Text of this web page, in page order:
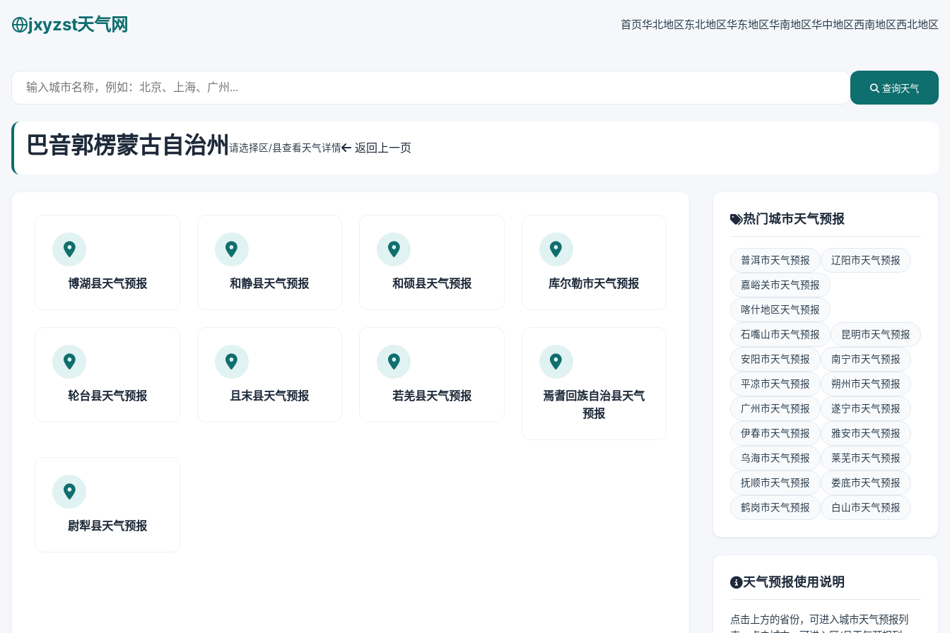
jxyzst天气网 首页华北地区东北地区华东地区华南地区华中地区西南地区西北地区
查询天气
巴音郭楞蒙古自治州 请选择区/县查看天气详情 返回上一页
博湖县天气预报 和静县天气预报 和硕县天气预报 库尔勒市天气预报
轮台县天气预报 且末县天气预报 若羌县天气预报
焉耆回族自治县天气
预报
尉犁县天气预报
热门城市天气预报
普洱市天气预报 辽阳市天气预报
嘉峪关市天气预报
喀什地区天气预报
石嘴山市天气预报 昆明市天气预报
安阳市天气预报 南宁市天气预报
平凉市天气预报 朔州市天气预报
广州市天气预报 遂宁市天气预报
伊春市天气预报 雅安市天气预报
乌海市天气预报 莱芜市天气预报
抚顺市天气预报 娄底市天气预报
鹤岗市天气预报 白山市天气预报
天气预报使用说明
点击上方的省份，可进入城市天气预报列